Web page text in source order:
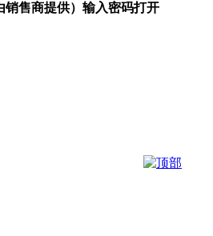
销售商提供）输入密码打开